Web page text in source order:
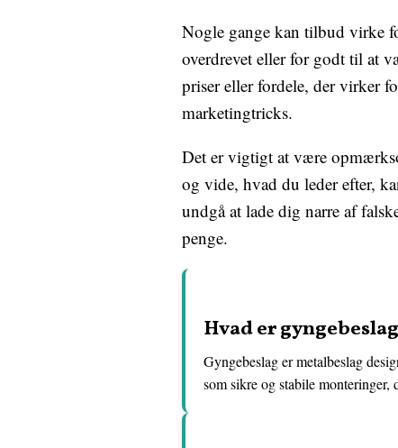
Nogle gange kan tilbud virke
overdrevet eller for godt til at
priser eller fordele, der virker
marketingtricks.
Det er vigtigt at være
og vide, hvad du leder efter,
undgå at lade dig narre af
penge.
Hvad er
Gyngebeslag er metalbeslag
som sikre og stabile